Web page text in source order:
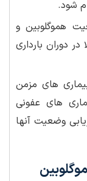
شود.
هموگلوبین و
دوران بارداری
های مزمن
های عفونی
وضعیت آنها